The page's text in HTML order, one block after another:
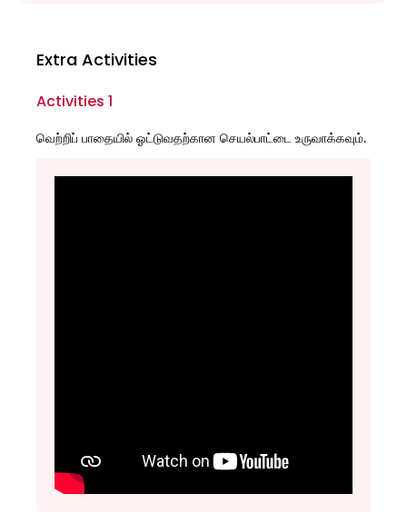
Extra Activities
Activities 1
வெற்றிப் பாதையில் ஓட்டுவதற்கான செயல்பாட்டை உருவாக்கவும்.